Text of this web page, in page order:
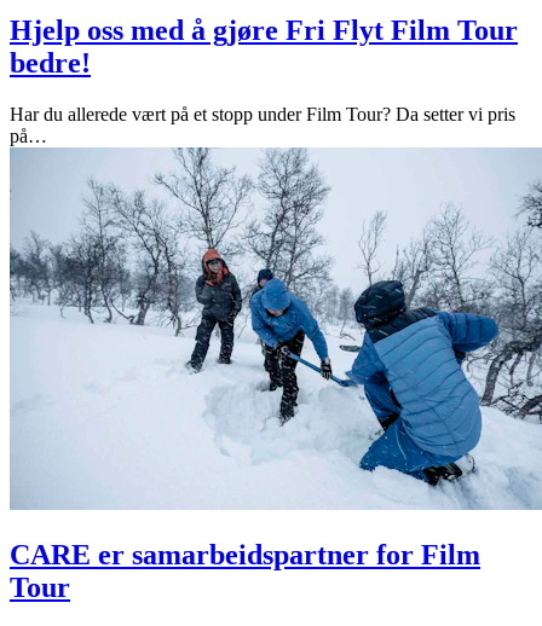
Hjelp oss med å gjøre Fri Flyt Film Tour
bedre!
Har du allerede vært på et stopp under Film Tour? Da setter vi pris
på…
CARE er samarbeidspartner for Film
Tour